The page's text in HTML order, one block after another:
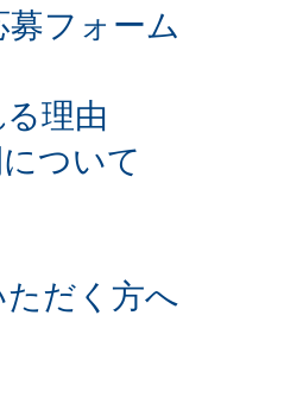
フォーム
理由
ついて
だく方へ